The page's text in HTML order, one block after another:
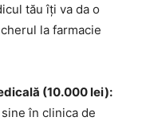
tău îți va da o
la farmacie
(10.000 lei):
în clinica de